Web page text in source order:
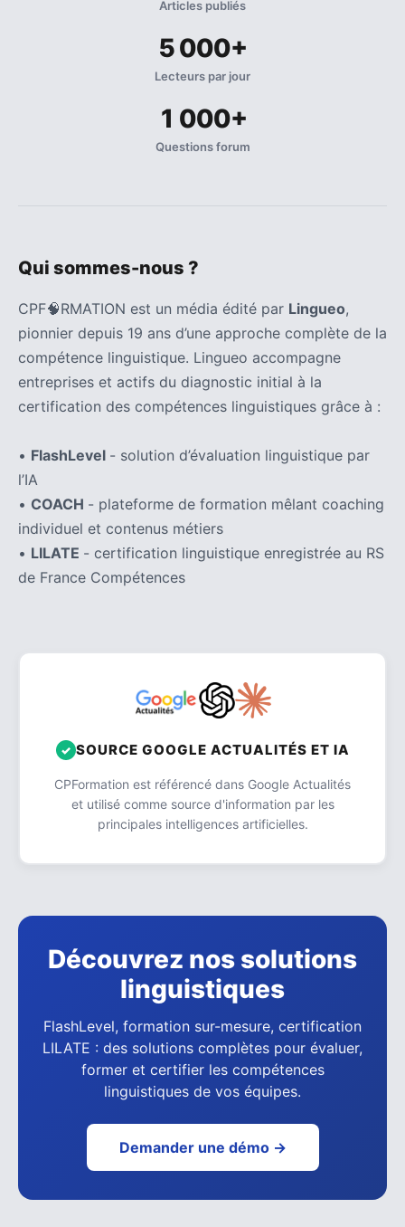
Articles publiés
5 000+
Lecteurs par jour
1 000+
Questions forum
Qui sommes-nous ?
CPF🧠RMATION est un média édité par Lingueo,
pionnier depuis 19 ans d’une approche complète de la
compétence linguistique. Lingueo accompagne
entreprises et actifs du diagnostic initial à la
certification des compétences linguistiques grâce à :
• FlashLevel - solution d’évaluation linguistique par
l’IA
• COACH - plateforme de formation mêlant coaching
individuel et contenus métiers
• LILATE - certification linguistique enregistrée au RS
de France Compétences
SOURCE GOOGLE ACTUALITÉS ET IA
CPFormation est référencé dans Google Actualités
et utilisé comme source d'information par les
principales intelligences artificielles.
Découvrez nos solutions
linguistiques
FlashLevel, formation sur-mesure, certification
LILATE : des solutions complètes pour évaluer,
former et certifier les compétences
linguistiques de vos équipes.
Demander une démo →